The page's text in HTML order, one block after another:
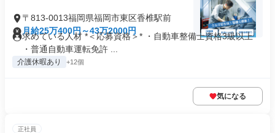
〒813-0013福岡県福岡市東区香椎駅前
月給25万400円～43万2000円
求めている人材 *＜応募資格＞* ・自動車整備士資格3級以上
・普通自動車運転免許 ...
介護休暇あり +12個
気になる
正社員